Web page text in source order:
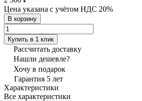
Цена указана с учётом НДС 20%
В корзину
Купить в 1 клик
Рассчитать доставку
Нашли дешевле?
Хочу в подарок
Гарантия 5 лет
Характеристики
Все характеристики